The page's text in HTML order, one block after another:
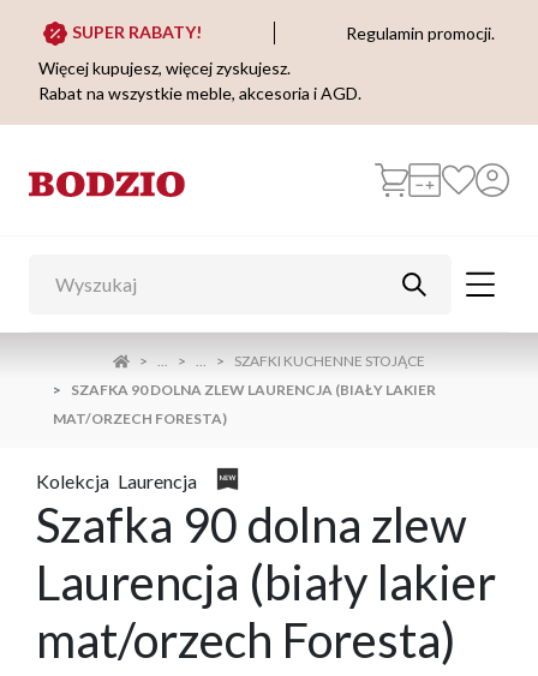
SUPER RABATY!
Regulamin promocji.
Więcej kupujesz, więcej zyskujesz.
Rabat na wszystkie meble, akcesoria i AGD.
... ...
SZAFKI KUCHENNE STOJĄCE
SZAFKA 90 DOLNA ZLEW LAURENCJA (BIAŁY LAKIER
MAT/ORZECH FORESTA)
Kolekcja Laurencja
Szafka 90 dolna zlew
Laurencja (biały lakier
mat/orzech Foresta)